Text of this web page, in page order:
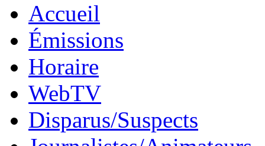
Accueil
Émissions
Horaire
WebTV
Disparus/Suspects